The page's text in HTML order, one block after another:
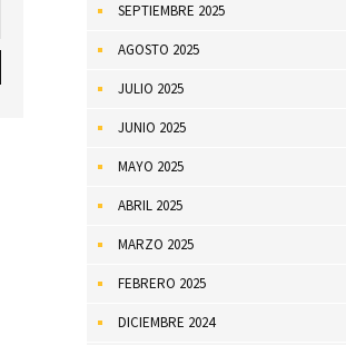
SEPTIEMBRE 2025
AGOSTO 2025
JULIO 2025
JUNIO 2025
MAYO 2025
ABRIL 2025
MARZO 2025
FEBRERO 2025
DICIEMBRE 2024